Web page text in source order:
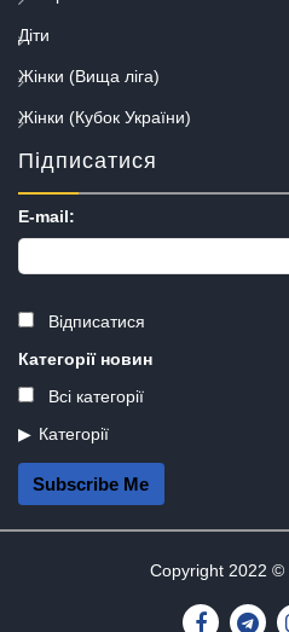
Діти
Жінки (Вища ліга)
Жінки (Кубок України)
Підписатися
E-mail:
Відписатися
Категорії новин
Всі категорії
Категорії
Subscribe Me
Copyright 2022 ©